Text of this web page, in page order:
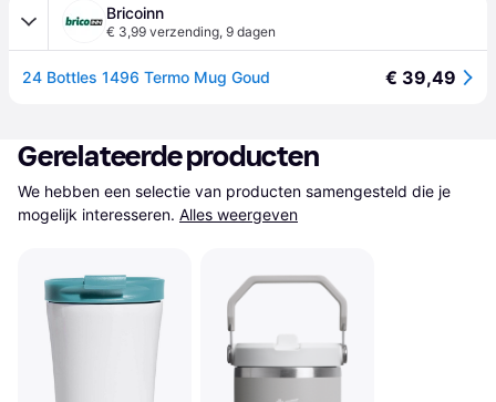
Bricoinn
€ 3,99 verzending, 9 dagen
24 Bottles 1496 Termo Mug Goud € 39,49
Gerelateerde producten
We hebben een selectie van producten samengesteld die je
mogelijk interesseren. Alles weergeven